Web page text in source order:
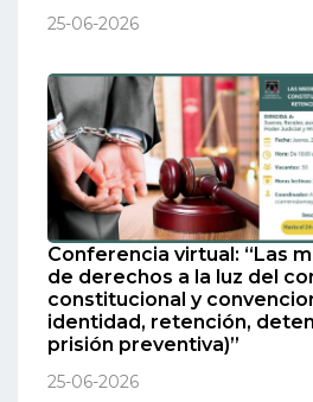
25-06-2026
Conferencia virtual: “Las
de derechos a la luz del
constitucional y
identidad, retención,
prisión preventiva)”
25-06-2026